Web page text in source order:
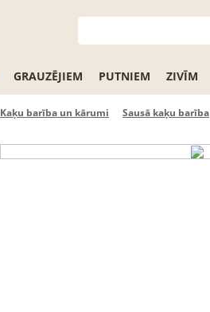
GRAUZĒJIEM PUTNIEM ZIVĪM
Kaķu barība un kārumi Sausā kaķu barība